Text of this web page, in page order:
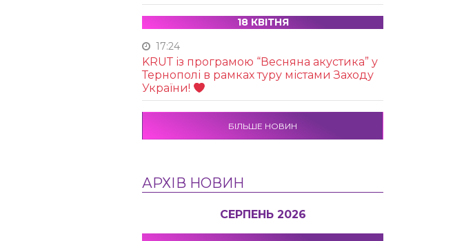
18 КВІТНЯ
17:24
KRUТ із програмою “Весняна акустика” у
Тернополі в рамках туру містами Заходу
України!
БІЛЬШЕ НОВИН
АРХІВ НОВИН
СЕРПЕНЬ 2026